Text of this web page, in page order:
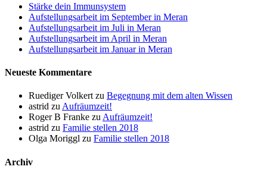
Stärke dein Immunsystem
Aufstellungsarbeit im September in Meran
Aufstellungsarbeit im Juli in Meran
Aufstellungsarbeit im April in Meran
Aufstellungsarbeit im Januar in Meran
Neueste Kommentare
Ruediger Volkertzu Begegnung mit dem alten Wissen
astrid zuAufräumzeit!
Roger B Franke zuAufräumzeit!
astrid zu Familie stellen 2018
Olga Moriggl zu Familie stellen 2018
Archiv